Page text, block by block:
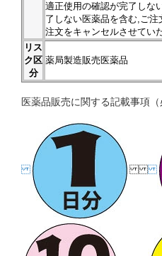
適正使用の確認が完了しな
了しない医薬品を含む,ご
注文をキャンセルさせてい
リス
ク区
分
薬局製造販売医薬品
医薬品販売に関する記載事項